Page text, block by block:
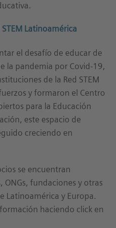
Latinoamérica
el desafío de educar de
la pandemia por Covid-19,
de la Red STEM
y formaron el Centro
para la Educación
este espacio de
creciendo en
se encuentran
fundaciones y otras
Latinoamérica y Europa.
haciendo click en